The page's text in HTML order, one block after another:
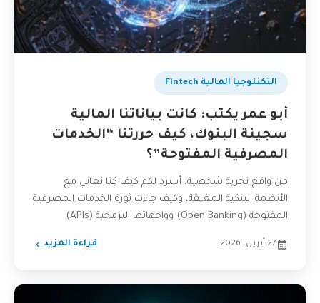
التكنلوجيا المالية Fintech
أبو عمر يكتب: كانت بياناتنا المالية
سجينة البنوك، كيف حررتنا “الخدمات
المصرفية المفتوحة”؟
من واقع تجربة شخصية، أسرد لكم كيف كنا نعاني مع
الأنظمة البنكية المغلقة، وكيف جاءت ثورة الخدمات المصرفية
المفتوحة (Open Banking) وواجهاتها البرمجية (APIs)
27 أبريل، 2026 قراءة المزيد